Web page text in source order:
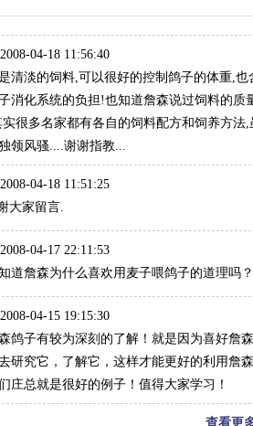
04-18 11:56:40
清淡的饲料,可以很好的控制鸽子的体重,
消化系统的负担!也知道詹森说过饲料的质
很多名家都有各自的饲料配方和饲养方法
领风骚....谢谢指教...
04-18 11:51:25
大家留言.
04-17 22:11:53
道詹森为什么喜欢用麦子喂鸽子的道理吗？
04-15 19:15:30
鸽子有较为深刻的了解！就是因为喜好詹
研究它，了解它，这样才能更好的利用詹
庄总就是很好的例子！值得大家学习！
查看更